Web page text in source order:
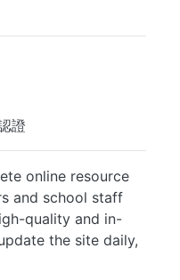
證
online resource
and school staff
quality and in-
the site daily,